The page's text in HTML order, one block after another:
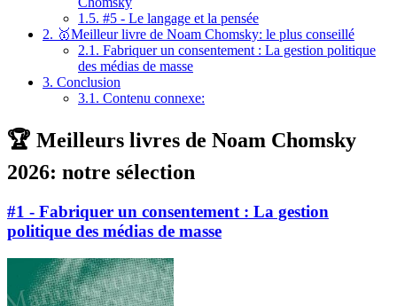
1.5. #5 - Le langage et la pensée
2. 🥇Meilleur livre de Noam Chomsky: le plus conseillé
2.1. Fabriquer un consentement : La gestion politique
des médias de masse
3. Conclusion
3.1. Contenu connexe:
🏆 Meilleurs livres de Noam Chomsky
2026: notre sélection
#1 - Fabriquer un consentement : La gestion
politique des médias de masse